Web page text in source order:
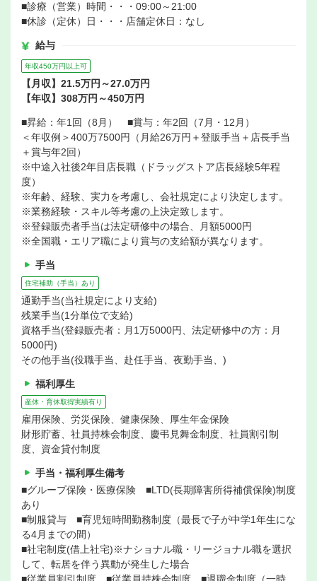
■診療（営業）時間・・・09:00～21:00
■休診（定休）日・・・店舗定休日：なし
給与
年収450万円以上可
【月収】21.5万円～27.0万円
【年収】308万円～450万円
■昇給：年1回（8月） ■賞与：年2回（7月・12月）
＜年収例＞400万7500円（月給26万円＋登販手当＋店長手当
＋賞与年2回）
※中途入社後2年目店長職（ドラッグストア店長経験5年程
度）
※年齢、経験、実力を考慮し、会社規定により決定します。
※業務経験・スキル等考慮の上決定致します。
※登録販売者手当は法定研修中の場合、月額5000円
※全国職・エリア職により賞与の支給額が異なります。
手当
住宅補助（手当）あり
通勤手当(当社規定により支給)
残業手当(1分単位で支給)
資格手当(登録販売者：月1万5000円、法定研修中の方：月
5000円)
その他手当(役職手当、赴任手当、夜勤手当、)
福利厚生
産休・育休取得実績有り
雇用保険、労災保険、健康保険、厚生年金保険
財形貯蓄、社員持株会制度、慶弔見舞金制度、社員割引制
度、資金貸付制度
手当・福利厚生備考
■グループ保険・医療保険 ■LTD(長期障害所得補償保険)制度
あり
■制服貸与 ■育児短時間勤務制度（最長で子が中学1年生にな
る4月までの間）
■社宅制度(借上社宅)※ナショナル職・リージョナル職を選択
して、転居を伴う異動が発生した場合